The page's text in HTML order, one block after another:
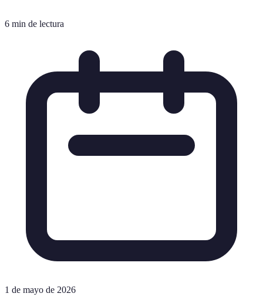
6 min de lectura
1 de mayo de 2026